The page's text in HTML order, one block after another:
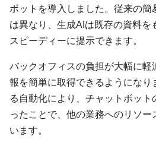
ボットを導入しました。従来の簡
は異なり、生成AIは既存の資料を
スピーディーに提示できます。
バックオフィスの負担が大幅に軽
報を簡単に取得できるようになり
る自動化により、チャットボッ
ったことで、他の業務へのリソー
います。